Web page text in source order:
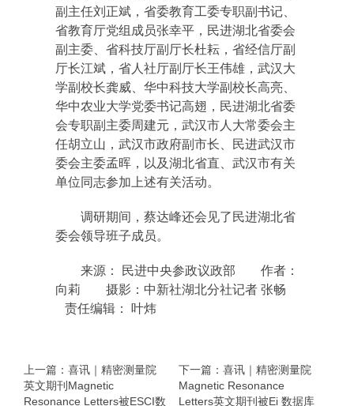
副主任刘正斌，省委教育工委专职副书记、
省教育厅党组成员张幸平，民进湖北省委会
副主委、省科技厅副厅长杜耘，省经信厅副
厅长江斌，省人社厅副厅长王伟雄，武汉大
学副校长龚威、华中科技大学副校长高亮、
华中农业大学党委书记高翅，民进湖北省委
会专职副主委周建元，武汉市人大常委会主
任胡立山，武汉市政府副市长、民进武汉市
委会主委孟晖，以及湖北省直、武汉市有关
单位同志参加上述有关活动。
调研期间，蔡达峰还会见了民进湖北省
委会领导班子成员。
来源： 民进中央参政议政部 作者：
向莉 摄影：中新社湖北分社记者 张畅
责任编辑： 叶炜
上一篇：喜讯｜精密测量院
英文期刊Magnetic
Resonance Letters被ESCI数
下一篇：喜讯｜精密测量院
Magnetic Resonance
Letters英文期刊被Ei 数据库